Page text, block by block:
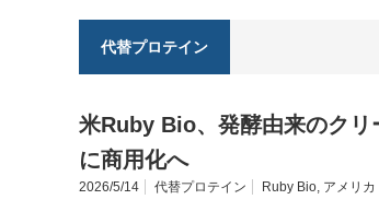
代替プロテイン
米Ruby Bio、発酵由来のク
に商用化へ
2026/5/14 代替プロテイン Ruby Bio, アメリカ